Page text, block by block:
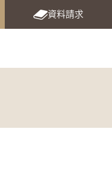
資料請求